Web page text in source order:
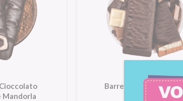
Mandorla
Barrette Tre